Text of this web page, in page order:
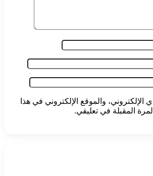
والموقع الإلكتروني في هذا
المقبلة في تعليقي.